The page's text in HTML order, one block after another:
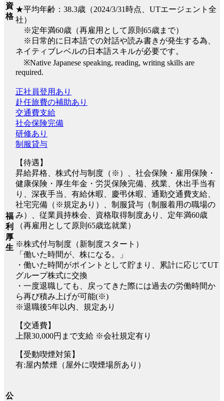
資
格
★平均年齢：38.3歳（2024/3/31時点、UTエージェント全
社）
※定年満60歳（再雇用として原則65歳まで）
※日常的に日本語での対話や読み書きが発生する為、
ネイティブレベルの日本語スキルが必要です。
※Native Japanese speaking, reading, writing skills are
required.
福
利
厚
生
正社員登用あり
赴任旅費の補助あり
交通費支給
社会保険完備
研修あり
制服貸与
【待遇】
昇給昇格、株式付与制度（※）、社会保険・雇用保険・
健康保険・厚生年金・労災保険完備、残業、休出手当有
り、深夜手当、有給休暇、慶弔休暇、通勤交通費支給、
社宅完備（※規定あり）、制服貸与（制服着用の職場の
み）、従業員持株会、資格取得制度あり、定年満60歳
（再雇用として原則65歳迄就業）
※株式付与制度（新制度スタート）
「働いた時間が、株になる。」
・働いた時間がポイントとして貯まり、累計に応じてUT
グループ株式に交換
・一度退職しても、戻ってきた際には過去の労働時間か
ら再び積み上げが可能(※)
※退職後5年以内、規定あり
【交通費】
上限30,000円まで支給 ※会社規定有り
【受動喫煙対策】
有:屋内禁煙（屋外に喫煙場所あり）
公